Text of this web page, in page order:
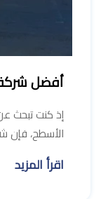
أفضل
إذ كنت تبحث
الأسطح،
اقرأ المزيد